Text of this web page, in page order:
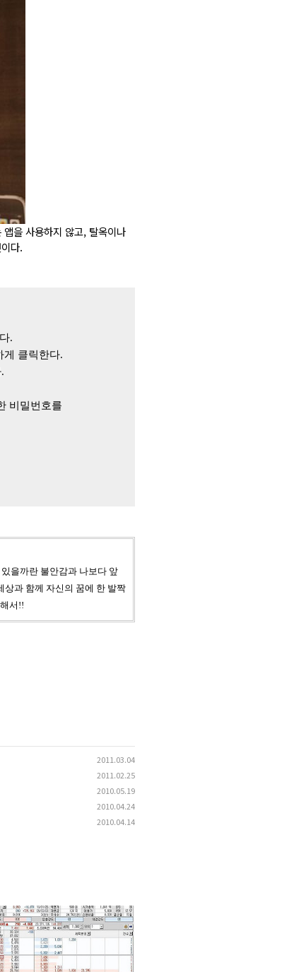
을 사용하지 않고, 탈옥이나
다.
.
게 클릭한다.
.
비밀번호를
을까란 불안감과 나보다 앞
과 함께 자신의 꿈에 한 발짝
서!!
2011.03.04
2011.02.25
2010.05.19
2010.04.24
2010.04.14